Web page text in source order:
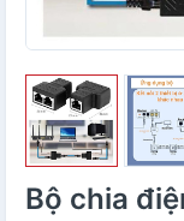
Bộ chia